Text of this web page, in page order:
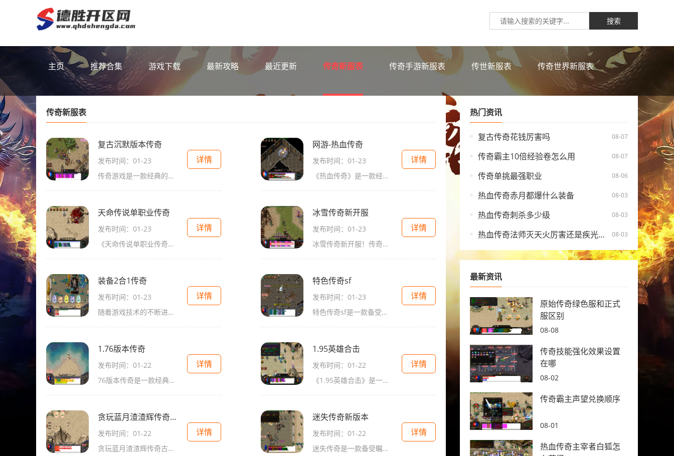
搜索
主页 推荐合集 游戏下载 最新攻略 最近更新 传奇新服表 传奇手游新服表 传世新服表 传奇世界新服表
传奇新服表
复古沉默版本传奇
发布时间：01-23
传奇游戏是一款经典的角色扮演类2D游戏。这款游戏以其万人在线的特点而闻名于世，玩家可以与其他玩家互动，共同冒险探索。传奇游戏以其独特的玩法和精彩的故事情节吸引着无数玩
详情
网游-热血传奇
发布时间：01-23
《热血传奇》是一款经典的网游，该游戏采用传统的2D画面，画风精美，给玩家带来身临其境的游戏体验。游戏以中世纪魔幻为背景，玩家扮演着勇者，通过战斗、升级、探险等方式来不
详情
天命传说单职业传奇
发布时间：01-23
《天命传说单职业传奇》是一款经典的2D游戏，它以角色扮演为主题，具有万人在线、玩家互动等特点。它的游戏玩法丰富多样，让玩家沉浸体验传奇的魅力。玩家可以选择各种不同的职
详情
冰雪传奇新开服
发布时间：01-23
冰雪传奇新开服！传奇，一个久负盛名的2D游戏，以其独特的玩法和磅礴的剧情，吸引着无数玩家投入其中。作为一款经典的角色扮演游戏，传奇吸引了万人在线，玩家之间的互动更是让
详情
装备2合1传奇
发布时间：01-23
随着游戏技术的不断进步，现代游戏市场中，各种3D大作层出不穷，但有一个经典的游戏类型始终深受玩家们的喜爱，那就是2D角色扮演游戏。而在这个传奇游戏市场中，一款名为《装备
详情
特色传奇sf
发布时间：01-23
特色传奇sf是一款备受玩家喜爱的网络游戏，它以其独特的玩法和创新的游戏元素吸引了数以百万计的玩家。在这款游戏中，玩家可以扮演不同的职业角色，探索广阔的游戏世界，并与其
详情
1.76版本传奇
发布时间：01-22
76版本传奇是一款经典的多人在线角色扮演游戏，也是传奇系列游戏的最新版本。随着传奇游戏的不断发展，76版本传奇以其独特的玩法和丰富的内容吸引了许多玩家的注意。下面将为大
详情
1.95英雄合击
发布时间：01-22
《1.95英雄合击》是一款经典的传奇游戏，以其真实的2D游戏画面、丰富的角色扮演和万人在线的玩法而备受玩家喜爱。在这个游戏中，玩家能够与其他玩家互动，组建行会，学习各种技
详情
贪玩蓝月渣渣辉传奇古云传奇
发布时间：01-22
贪玩蓝月渣渣辉传奇古云传奇是一款备受玩家喜爱的传奇类游戏。作为一款老牌经典的传奇游戏，贪玩蓝月渣渣辉传奇古云传奇以其丰富多样的玩法和激动人心的战斗体验而闻名。本文
详情
迷失传奇新版本
发布时间：01-22
迷失传奇是一款备受瞩目的2D传奇游戏，以其精美的画面、丰富的角色扮演和强大的万人在线特色而深受玩家喜爱。玩家可以扮演各种不同职业的角色，体验到真实且令人兴奋的战斗和冒
详情
热门资讯
复古传奇花钱厉害吗 08-07
传奇霸主10倍经验卷怎么用 08-07
传奇单挑最强职业 08-06
热血传奇赤月都爆什么装备 08-03
热血传奇刺杀多少级 08-03
热血传奇法师灭天火厉害还是疾光电影 08-03
最新资讯
原始传奇绿色服和正式
服区别
08-08
传奇技能强化效果设置
在哪
08-02
传奇霸主声望兑换顺序
08-01
热血传奇主宰者白狐怎